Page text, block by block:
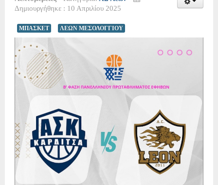
Δημιουργήθηκε : 10 Απριλίου 2025
ΜΠΑΣΚΕΤ ΛΕΩΝ ΜΕΣΟΛΟΓΓΙΟΥ